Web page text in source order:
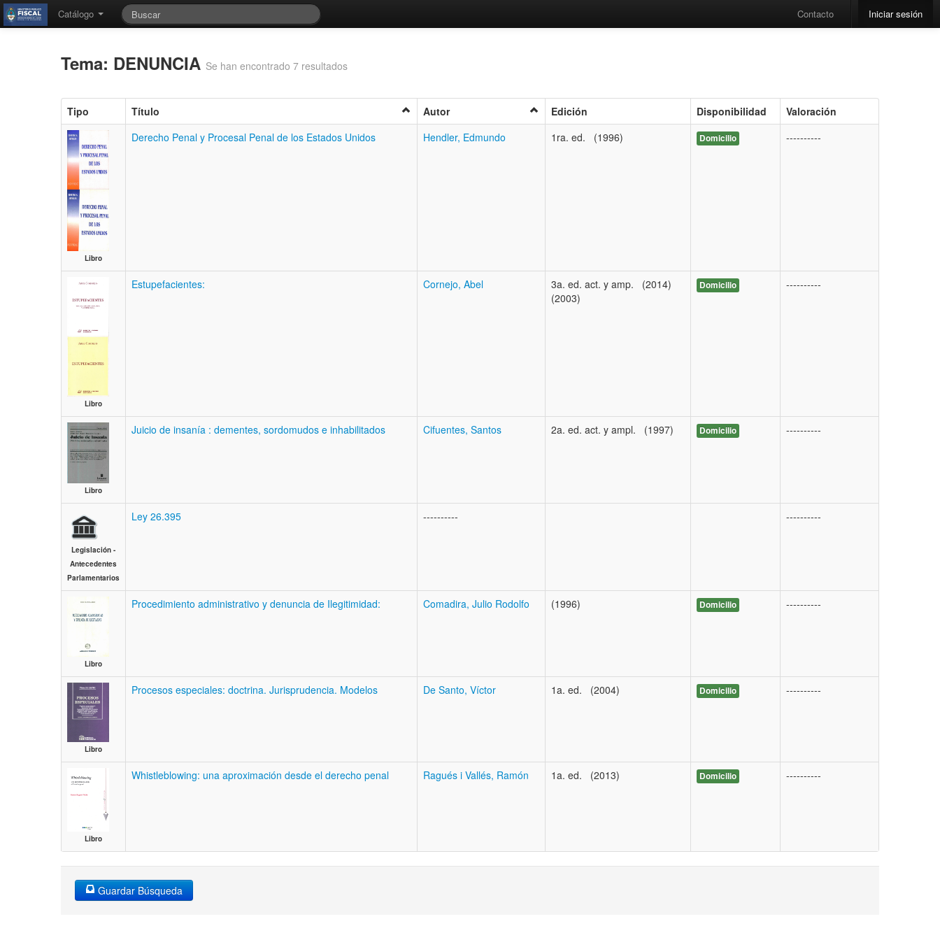
Catálogo Contacto Iniciar sesión
Tema: DENUNCIA Se han encontrado 7 resultados
Tipo Título Autor Edición Disponibilidad Valoración
Libro
Derecho Penal y Procesal Penal de los Estados Unidos Hendler, Edmundo 1ra. ed. (1996) Domicilio ----------
Libro
Estupefacientes: Cornejo, Abel
3a. ed. act. y amp. (2014)
(2003)
Domicilio ----------
Libro
Juicio de insanía : dementes, sordomudos e inhabilitados Cifuentes, Santos 2a. ed. act. y ampl. (1997) Domicilio ----------
Legislación -
Antecedentes
Parlamentarios
Ley 26.395 ---------- ----------
Libro
Procedimiento administrativo y denuncia de Ilegitimidad: Comadira, Julio Rodolfo (1996) Domicilio ----------
Libro
Procesos especiales: doctrina. Jurisprudencia. Modelos De Santo, Víctor 1a. ed. (2004) Domicilio ----------
Libro
Whistleblowing: una aproximación desde el derecho penal Ragués i Vallés, Ramón 1a. ed. (2013) Domicilio ----------
Guardar Búsqueda